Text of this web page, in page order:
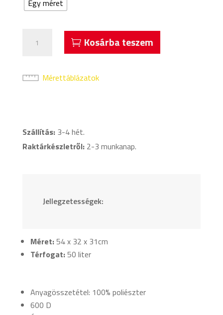
Egy méret
Alhena
Sporttáska
Kosárba teszem
Mérettáblázatok
Szállítás:3-4 hét.
Raktárkészletről:2-3 munkanap.
Jellegzetességek:
Méret:54 x 32 x 31cm
Térfogat:50 liter
Anyagösszetétel: 100% poliészter
600 D